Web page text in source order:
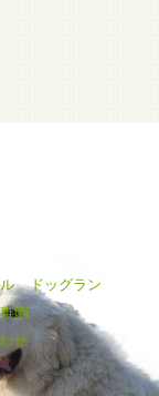
ドッグラン
園
せ